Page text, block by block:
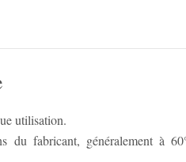
utilisation.
du fabricant, généralement à